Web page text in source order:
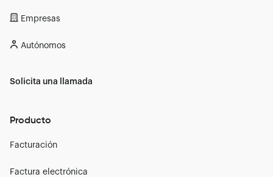
Empresas
Autónomos
Solicita una llamada
Producto
Facturación
Factura electrónica